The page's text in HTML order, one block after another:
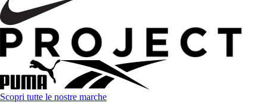
Scopri tutte le nostre marche